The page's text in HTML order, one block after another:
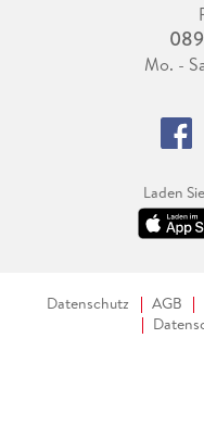
Mo. -
Laden
Datenschutz AGB